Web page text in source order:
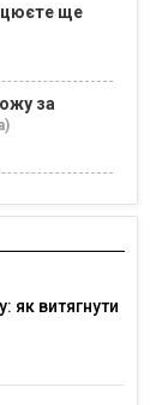
ще
за
як витягнути